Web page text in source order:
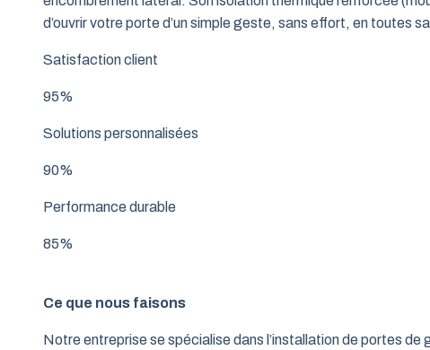
d’ouvrir votre porte d’un simple geste, sans effort, en toutes
Satisfaction client
95%
Solutions personnalisées
90%
Performance durable
85%
Ce que nous faisons
Notre entreprise se spécialise dans l’installation de portes